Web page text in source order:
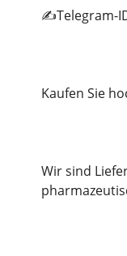
✍️Telegram-
Kaufen Sie
Wir sind